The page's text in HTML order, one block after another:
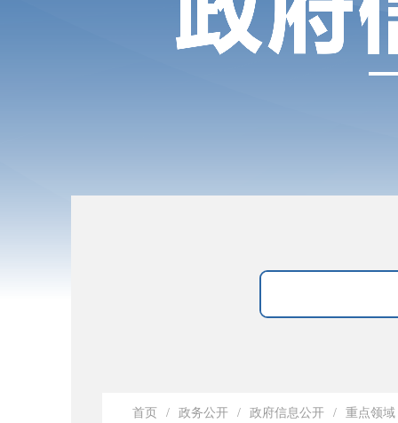
首页 / 政务公开 / 政府信息公开 / 重点领域